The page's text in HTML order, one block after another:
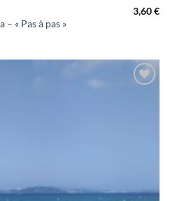
« Pas à pas »
3,60€